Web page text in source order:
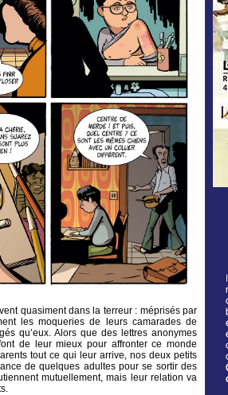
quasiment dans la terreur : méprisés par
les moqueries de leurs camarades de
qu’eux. Alors que des lettres anonymes
de leur mieux pour affronter ce monde
tout ce qui leur arrive, nos deux petits
de quelques adultes pour se sortir des
mutuellement, mais leur relation va